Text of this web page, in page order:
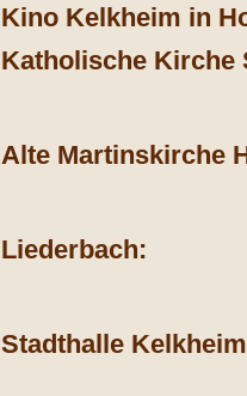
Kino Kelkheim in
Katholische Kirche
Alte Martinskirche
Liederbach:
Stadthalle